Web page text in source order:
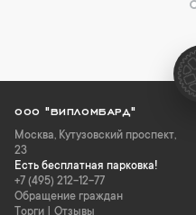
ООО "ВИПЛОМБАРД"
Москва, Кутузовский проспект,
23
Есть бесплатная парковка!
+7 (495) 212-12-77
Обращение граждан
Торги
Отзывы